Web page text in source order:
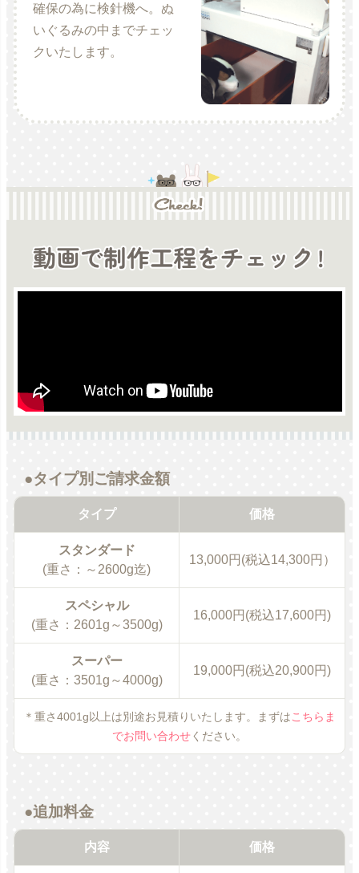
確保の為に検針機へ。ぬ
いぐるみの中までチェッ
クいたします。
●タイプ別ご請求金額
タイプ 価格
スタンダード
(重さ：～2600g迄)
13,000円(税込14,300円）
スペシャル
(重さ：2601g～3500g)
16,000円(税込17,600円)
スーパー
(重さ：3501g～4000g)
19,000円(税込20,900円)
＊重さ4001g以上は別途お見積りいたします。まずはこちらま
でお問い合わせください。
●追加料金
内容 価格